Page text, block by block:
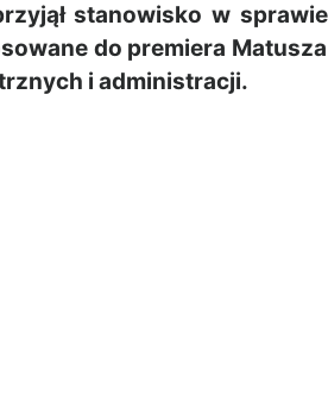
stanowisko w
do premiera
i administracji.